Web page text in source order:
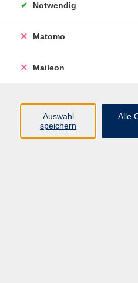
Notwendig
Matomo
Maileon
Auswahl
speichern
Alle